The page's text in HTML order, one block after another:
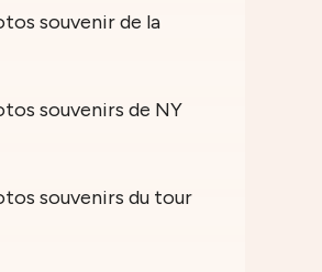
souvenir de la
souvenirs de NY
souvenirs du tour